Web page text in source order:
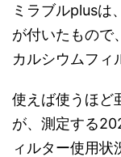
ミラブルplusは
が付いたもので
カルシウムフィ
使えば使うほど
が、測定する
ィルター使用状